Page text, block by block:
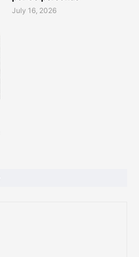
July 16, 2026